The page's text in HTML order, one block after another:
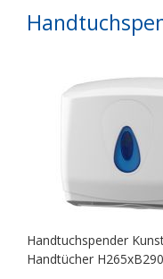
Handtuchspender
Handtücher